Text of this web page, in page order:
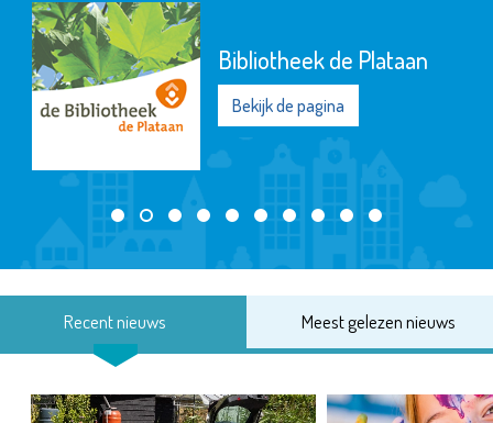
Bibliotheek de Plataan
Bekijk de pagina
Recent nieuws Meest gelezen nieuws